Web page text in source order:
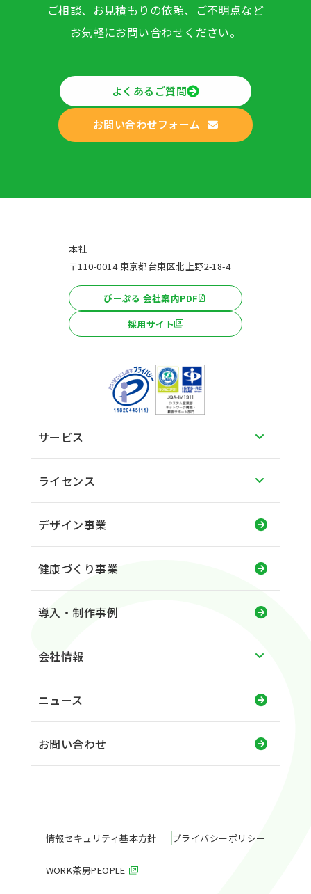
ご相談、お見積もりの依頼、ご不明点など
お気軽にお問い合わせください。
よくあるご質問
お問い合わせフォーム
本社
〒110-0014 東京都台東区北上野2-18-4
ぴーぷる 会社案内PDF
採用サイト
サービス
ライセンス
デザイン事業
健康づくり事業
導入・制作事例
会社情報
ニュース
お問い合わせ
情報セキュリティ基本方針 プライバシーポリシー
WORK茶房PEOPLE